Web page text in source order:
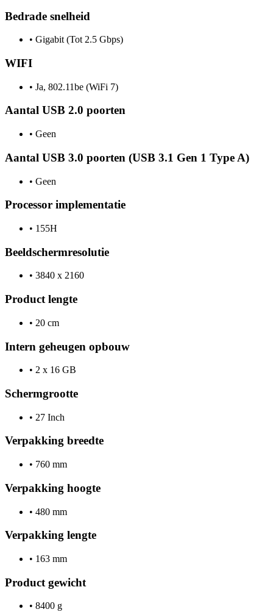
Bedrade snelheid
• Gigabit (Tot 2.5 Gbps)
WIFI
• Ja, 802.11be (WiFi 7)
Aantal USB 2.0 poorten
• Geen
Aantal USB 3.0 poorten (USB 3.1 Gen 1 Type A)
• Geen
Processor implementatie
• 155H
Beeldschermresolutie
• 3840 x 2160
Product lengte
• 20 cm
Intern geheugen opbouw
• 2 x 16 GB
Schermgrootte
• 27 Inch
Verpakking breedte
• 760 mm
Verpakking hoogte
• 480 mm
Verpakking lengte
• 163 mm
Product gewicht
• 8400 g